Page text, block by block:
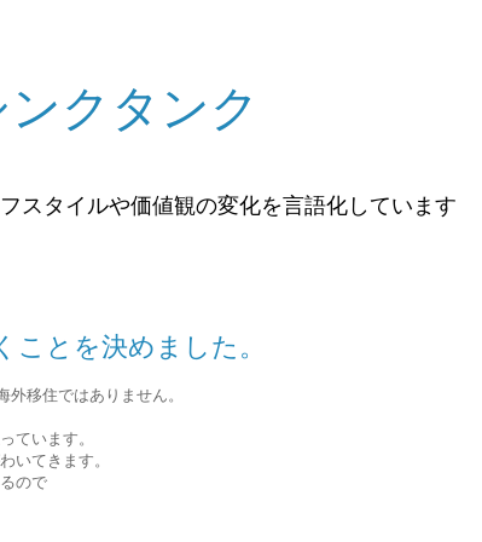
クタンク
スタイルや価値観の変化を言語化しています
とを決めました。
移住ではありません。
ています。
いてきます。
ので